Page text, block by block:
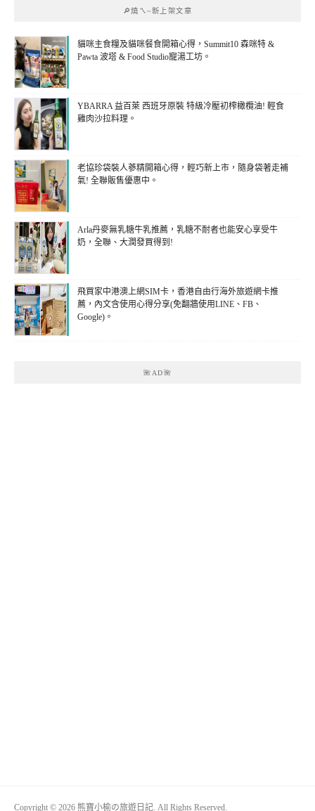
🔎燒ㄟ~新上架文章
貓咪主食糧及貓咪餐食開箱心得，Summit10 森咪特 &
Pawta 波塔 & Food Studio寵湯工坊。
YBARRA 益百萊 西班牙原裝 特級冷壓初榨橄欖油! 輕食
雞肉沙拉料理。
老協珍袋裝人蔘精開箱心得，輕巧新上市，隨身袋著走補
氣! 全聯販售優惠中。
Arla丹麥無乳糖牛乳推薦，乳糖不耐者也能安心享受牛
奶，全聯、大潤發買得到!
飛買家中港澳上網SIM卡，香港自由行海外旅遊網卡推
薦，內文含使用心得分享(免翻牆使用LINE、FB、
Google)。
🌺AD🌺
Copyright © 2026 熊寶小榆の旅遊日記. All Rights Reserved.